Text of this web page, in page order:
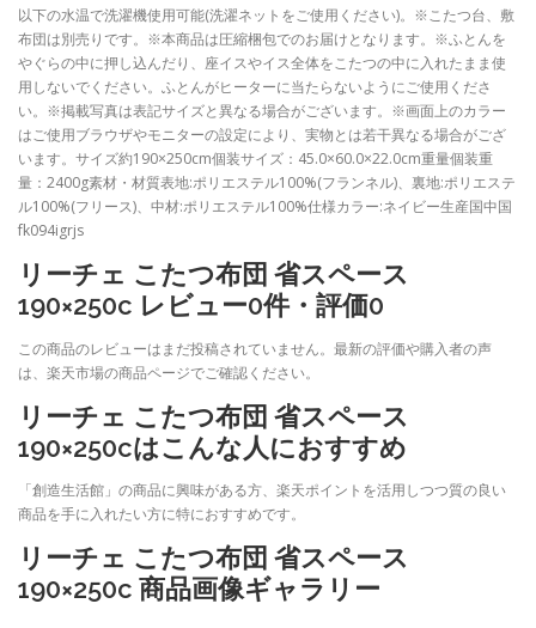
以下の水温で洗濯機使用可能(洗濯ネットをご使用ください)。※こたつ台、敷
布団は別売りです。※本商品は圧縮梱包でのお届けとなります。※ふとんを
やぐらの中に押し込んだり、座イスやイス全体をこたつの中に入れたまま使
用しないでください。ふとんがヒーターに当たらないようにご使用くださ
い。※掲載写真は表記サイズと異なる場合がございます。※画面上のカラー
はご使用ブラウザやモニターの設定により、実物とは若干異なる場合がござ
います。サイズ約190×250cm個装サイズ：45.0×60.0×22.0cm重量個装重
量：2400g素材・材質表地:ポリエステル100%(フランネル)、裏地:ポリエステ
ル100%(フリース)、中材:ポリエステル100%仕様カラー:ネイビー生産国中国
fk094igrjs
リーチェ こたつ布団 省スペース
190×250c レビュー0件・評価0
この商品のレビューはまだ投稿されていません。最新の評価や購入者の声
は、楽天市場の商品ページでご確認ください。
リーチェ こたつ布団 省スペース
190×250cはこんな人におすすめ
「創造生活館」の商品に興味がある方、楽天ポイントを活用しつつ質の良い
商品を手に入れたい方に特におすすめです。
リーチェ こたつ布団 省スペース
190×250c 商品画像ギャラリー